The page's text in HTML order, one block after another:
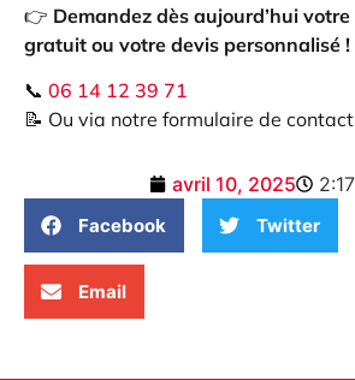
👉 Demandez dès aujourd’hui
gratuit ou votre devis personnalisé !
📞 06 14 12 39 71
📝 Ou via notre formulaire de contact
avril 10, 2025
Facebook Twitter
Email